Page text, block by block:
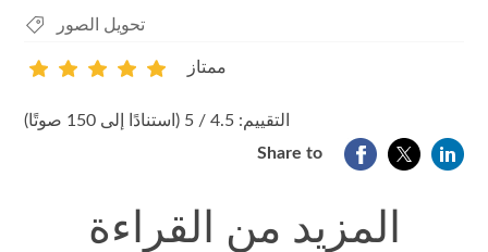
تحويل الصور
1 4 5
ممتاز
التقييم: 4.5 / 5 (استنادًا إلى 150 صوتًا)
Share to
المزيد من القراءة